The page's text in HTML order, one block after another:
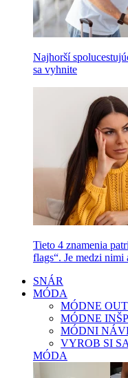
Najhorší
sa vyhnite
Tieto 4 znamenia
flags“. Je medzi nimi
SNÁR
MÓDA
MÓDNE
MÓDNE
MÓDNI
VYROB SI
MÓDA